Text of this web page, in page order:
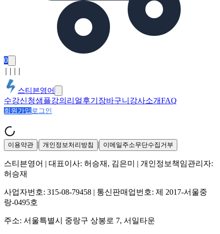
0
스티븐영어
수강신청샘플강의 리얼후기 장바구니 강사소개FAQ
회원가입 로그인
이용약관 | 개인정보처리방침 | 이메일주소무단수집거부
스티븐영어 | 대표이사: 허승재, 김은미
| 개인정보책임관리자:
허승재
사업자번호: 315-08-79458 | 통신판매업번호: 제 2017-서울중
랑-0495호
주소: 서울특별시 중랑구 상봉로 7, 서일타운